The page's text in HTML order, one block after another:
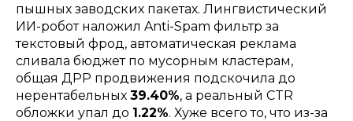
пышных заводских пакетах. Лингвистический
ИИ-робот наложил Anti-Spam фильтр за
текстовый фрод, автоматическая реклама
сливала бюджет по мусорным кластерам,
общая ДРР продвижения подскочила до
нерентабельных 39.40%, а реальный CTR
обложки упал до 1.22%. Хуже всего то, что из-за